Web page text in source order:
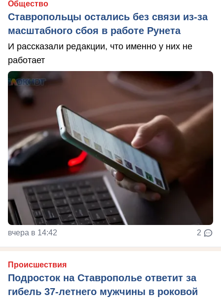
Общество
Ставропольцы остались без связи из-за
масштабного сбоя в работе Рунета
И рассказали редакции, что именно у них не
работает
вчера в 14:42 2
Происшествия
Подросток на Ставрополье ответит за
гибель 37-летнего мужчины в роковой